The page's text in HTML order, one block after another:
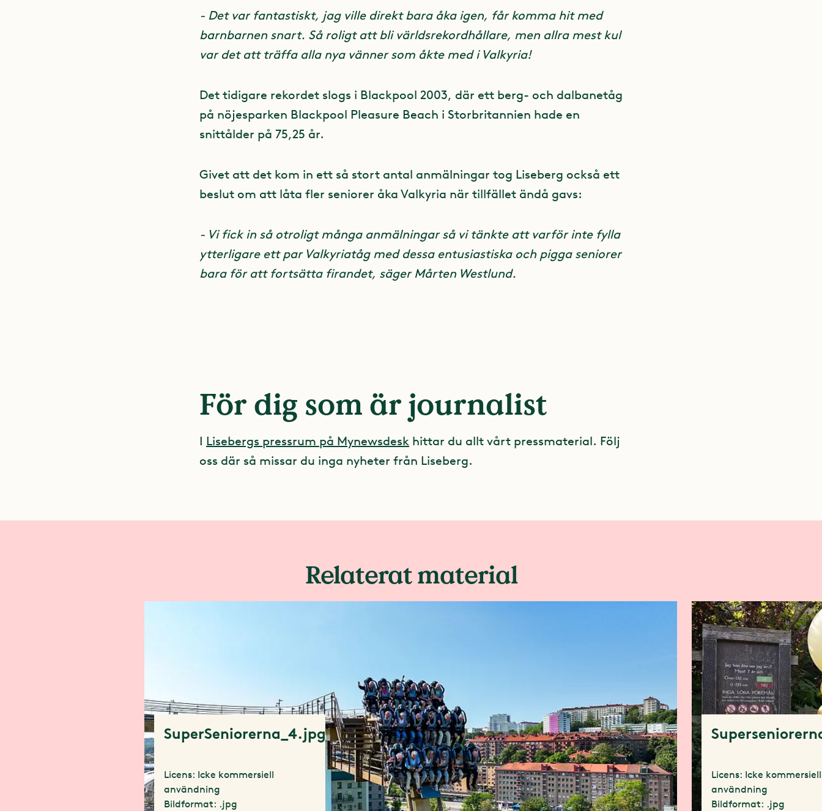
- Det var fantastiskt, jag ville direkt bara åka igen, får komma hit med
barnbarnen snart. Så roligt att bli världsrekordhållare, men allra mest kul
var det att träffa alla nya vänner som åkte med i Valkyria!
Det tidigare rekordet slogs i Blackpool 2003, där ett berg- och dalbanetåg
på nöjesparken Blackpool Pleasure Beach i Storbritannien hade en
snittålder på 75,25 år.
Givet att det kom in ett så stort antal anmälningar tog Liseberg också ett
beslut om att låta fler seniorer åka Valkyria när tillfället ändå gavs:
- Vi fick in så otroligt många anmälningar så vi tänkte att varför inte fylla
ytterligare ett par Valkyriatåg med dessa entusiastiska och pigga seniorer
bara för att fortsätta firandet, säger Mårten Westlund.
För dig som är journalist
I Lisebergs pressrum på Mynewsdesk hittar du allt vårt pressmaterial. Följ
oss där så missar du inga nyheter från Liseberg.
Relaterat material
SuperSeniorerna_4.jpg
Licens: Icke kommersiell
användning
Bildformat: .jpg
Licens: Icke kommersiell
användning
Bildformat: .jpg